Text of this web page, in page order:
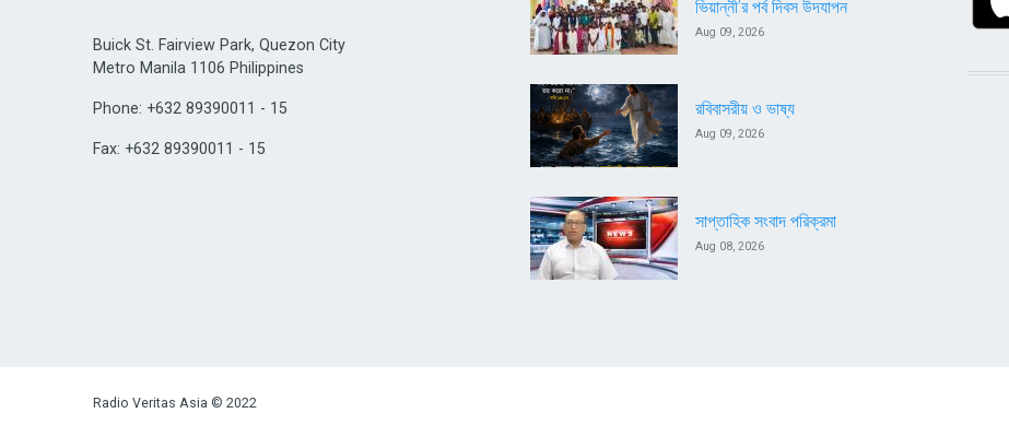
Buick St. Fairview Park, Quezon City
Metro Manila 1106 Philippines
Phone: +632 89390011 - 15
Fax: +632 89390011 - 15
ভিয়ান্নী’র পর্ব দিবস উদযাপন
Aug 09, 2026
রবিবাসরীয় ও ভাষ্য
Aug 09, 2026
সাপ্তাহিক সংবাদ পরিক্রমা
Aug 08, 2026
Radio Veritas Asia © 2022